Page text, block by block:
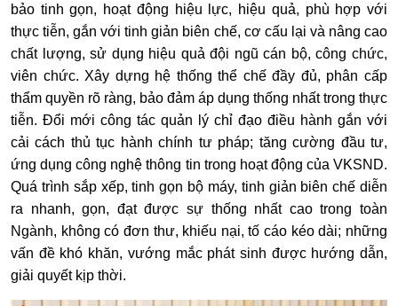
bảo tinh gọn, hoạt động hiệu lực, hiệu quả, phù hợp với
thực tiễn, gắn với tinh giản biên chế, cơ cấu lại và nâng cao
chất lượng, sử dụng hiệu quả đội ngũ cán bộ, công chức,
viên chức. Xây dựng hệ thống thể chế đầy đủ, phân cấp
thẩm quyền rõ ràng, bảo đảm áp dụng thống nhất trong thực
tiễn. Đổi mới công tác quản lý chỉ đạo điều hành gắn với
cải cách thủ tục hành chính tư pháp; tăng cường đầu tư,
ứng dụng công nghệ thông tin trong hoạt động của VKSND.
Quá trình sắp xếp, tinh gọn bộ máy, tinh giản biên chế diễn
ra nhanh, gọn, đạt được sự thống nhất cao trong toàn
Ngành, không có đơn thư, khiếu nại, tố cáo kéo dài; những
vấn đề khó khăn, vướng mắc phát sinh được hướng dẫn,
giải quyết kịp thời.